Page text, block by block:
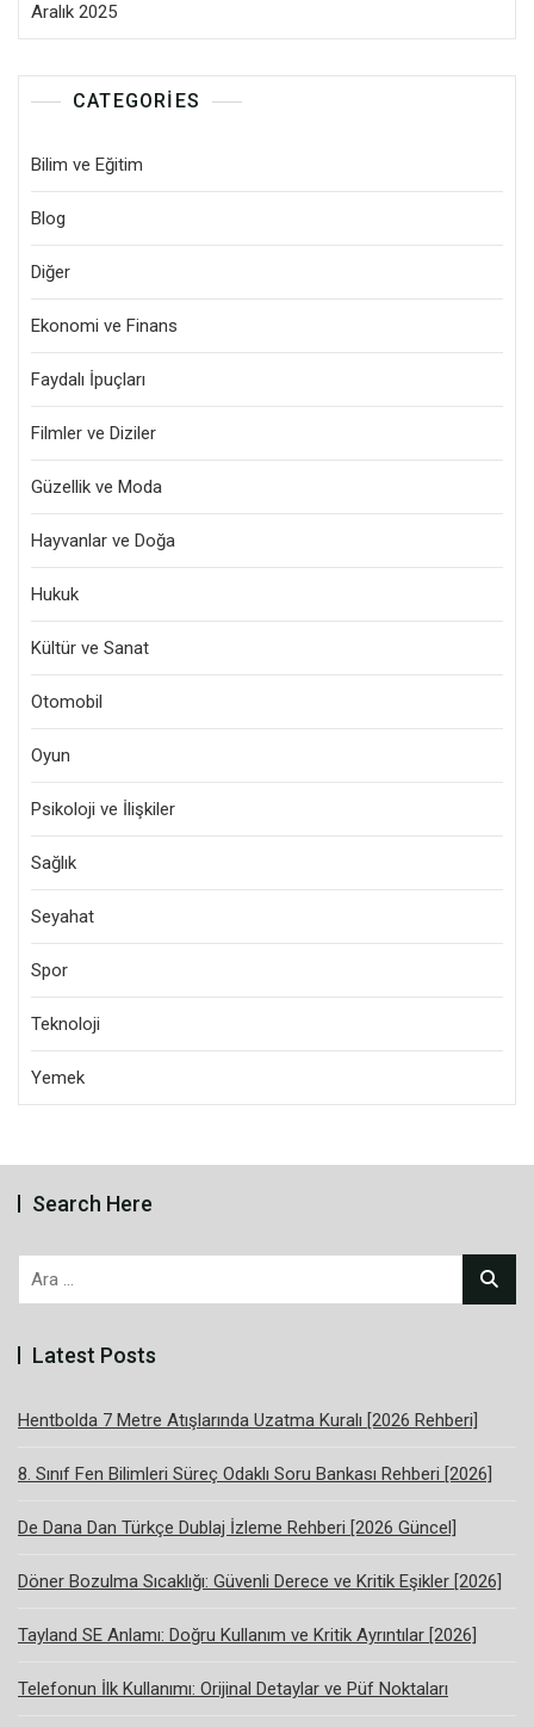
Aralık 2025
CATEGORIES
Bilim ve Eğitim
Blog
Diğer
Ekonomi ve Finans
Faydalı İpuçları
Filmler ve Diziler
Güzellik ve Moda
Hayvanlar ve Doğa
Hukuk
Kültür ve Sanat
Otomobil
Oyun
Psikoloji ve İlişkiler
Sağlık
Seyahat
Spor
Teknoloji
Yemek
Search Here
Arama:
Latest Posts
Hentbolda 7 Metre Atışlarında Uzatma Kuralı [2026 Rehberi]
8. Sınıf Fen Bilimleri Süreç Odaklı Soru Bankası Rehberi [2026]
De Dana Dan Türkçe Dublaj İzleme Rehberi [2026 Güncel]
Döner Bozulma Sıcaklığı: Güvenli Derece ve Kritik Eşikler [2026]
Tayland SE Anlamı: Doğru Kullanım ve Kritik Ayrıntılar [2026]
Telefonun İlk Kullanımı: Orijinal Detaylar ve Püf Noktaları